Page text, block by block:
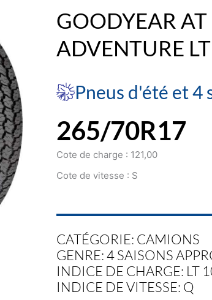
GOODYEAR AT
ADVENTURE
Pneus d'été et 4
265/70R17
Cote de charge : 121,00
Cote de vitesse : S
CATÉGORIE: CAMIONS
GENRE: 4 SAISONS
INDICE DE CHARGE: LT
INDICE DE VITESSE: Q